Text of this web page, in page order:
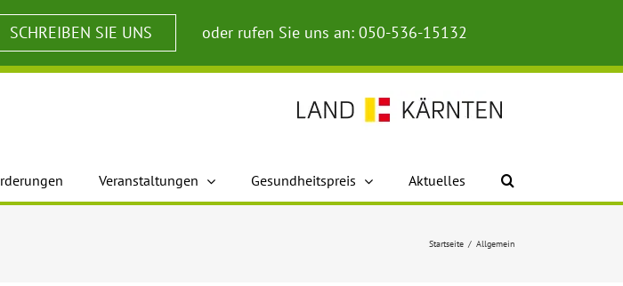
SCHREIBEN SIE UNS oder rufen Sie uns an: 050-536-15132
Veranstaltungen Gesundheitspreis Aktuelles
Startseite / Allgemein